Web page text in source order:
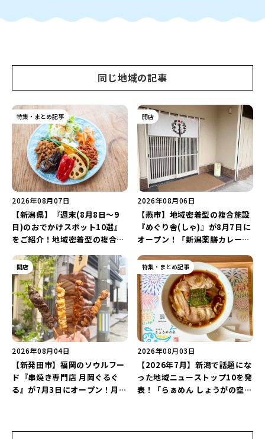
同じ地域の記事
特集・まとめ記事
2026年08月07日
【新潟県】『週末(8月8日～9
日)のおでかけスポット10選』
をご紹介！地域密着型の複合施
ナ丸大新潟のサマーフェスタ
2026」がおすすめ♪
開店
2026年08月06日
【燕市】地域密着型の複合施設
『めぐり舎(しゃ)』が8月7日に
オープン！「新潟薬膳カレー
メニューや漆喰アートを楽しも
う♪
開店
2026年08月04日
【新発田市】福岡のソウルフー
ド『串焼き専門店 月岡ぐるぐ
る』が7月3日にオープン！月岡
特集・まとめ記事
2026年08月03日
【2026年7月】新潟で話題にな
った地域ニューストップ10を発
表！「らぁめん しょうがの空」